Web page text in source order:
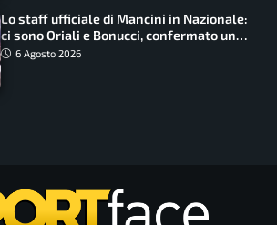
Lo staff ufficiale di Mancini in Nazionale:
ci sono Oriali e Bonucci, confermato un
ritorno
6 Agosto 2026